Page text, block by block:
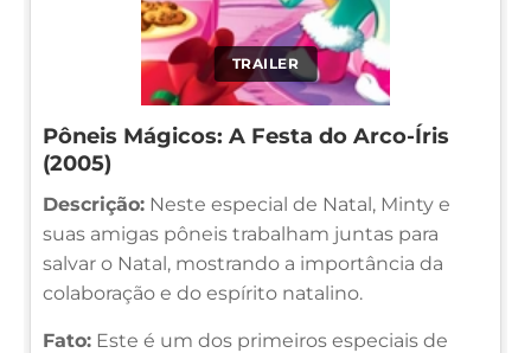
TRAILER
Pôneis Mágicos: A Festa do Arco-Íris
(2005)
Descrição: Neste especial de Natal, Minty e
suas amigas pôneis trabalham juntas para
salvar o Natal, mostrando a importância da
colaboração e do espírito natalino.
Fato: Este é um dos primeiros especiais de